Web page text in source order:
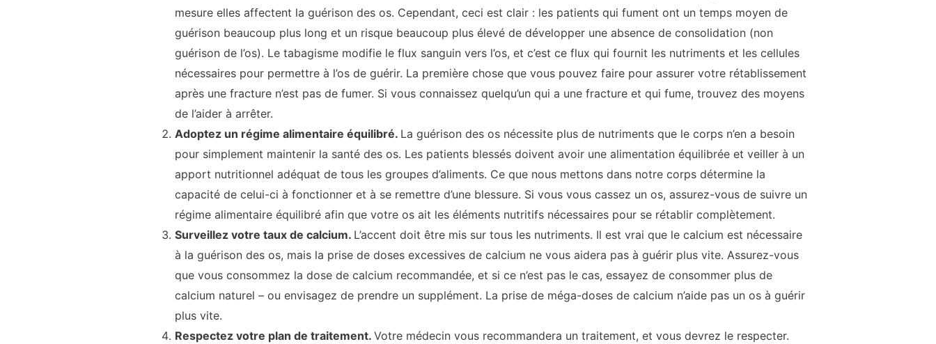
mesure elles affectent la guérison des os. Cependant, ceci est clair : les patients qui fument ont un temps moyen de
guérison beaucoup plus long et un risque beaucoup plus élevé de développer une absence de consolidation (non
guérison de l’os). Le tabagisme modifie le flux sanguin vers l’os, et c’est ce flux qui fournit les nutriments et les cellules
nécessaires pour permettre à l’os de guérir. La première chose que vous pouvez faire pour assurer votre rétablissement
après une fracture n’est pas de fumer. Si vous connaissez quelqu’un qui a une fracture et qui fume, trouvez des moyens
de l’aider à arrêter.
Adoptez un régime alimentaire équilibré. La guérison des os nécessite plus de nutriments que le corps n’en a besoin
pour simplement maintenir la santé des os. Les patients blessés doivent avoir une alimentation équilibrée et veiller à un
apport nutritionnel adéquat de tous les groupes d’aliments. Ce que nous mettons dans notre corps détermine la
capacité de celui-ci à fonctionner et à se remettre d’une blessure. Si vous vous cassez un os, assurez-vous de suivre un
régime alimentaire équilibré afin que votre os ait les éléments nutritifs nécessaires pour se rétablir complètement.
Surveillez votre taux de calcium. L’accent doit être mis sur tous les nutriments. Il est vrai que le calcium est nécessaire
à la guérison des os, mais la prise de doses excessives de calcium ne vous aidera pas à guérir plus vite. Assurez-vous
que vous consommez la dose de calcium recommandée, et si ce n’est pas le cas, essayez de consommer plus de
calcium naturel – ou envisagez de prendre un supplément. La prise de méga-doses de calcium n’aide pas un os à guérir
plus vite.
Respectez votre plan de traitement. Votre médecin vous recommandera un traitement, et vous devrez le respecter.